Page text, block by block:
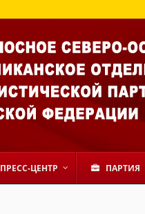
ПРЕСС-ЦЕНТР ПАРТИЯ